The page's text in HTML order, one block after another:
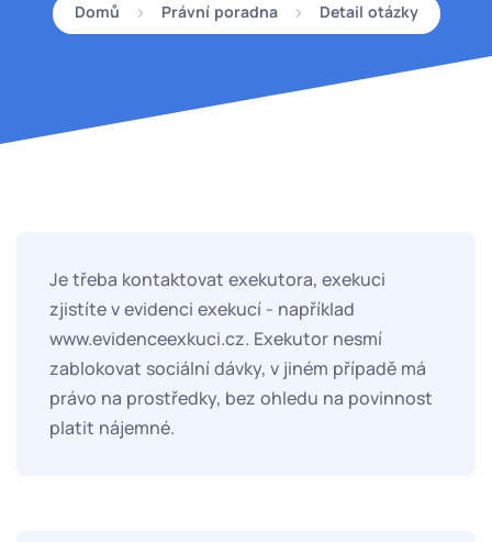
Domů Právní poradna Detail otázky
Je třeba kontaktovat exekutora, exekuci
zjistíte v evidenci exekucí - například
www.evidenceexkuci.cz. Exekutor nesmí
zablokovat sociální dávky, v jiném případě má
právo na prostředky, bez ohledu na povinnost
platit nájemné.